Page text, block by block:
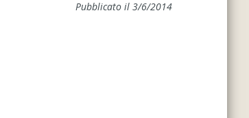
Pubblicato il 3/6/2014